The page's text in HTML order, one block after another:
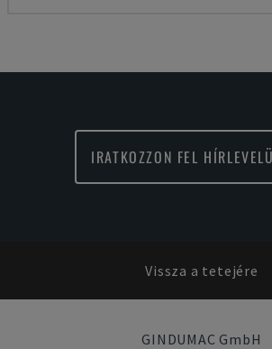
IRATKOZZON FEL
Vissza a tetejére
GINDUMAC GmbH